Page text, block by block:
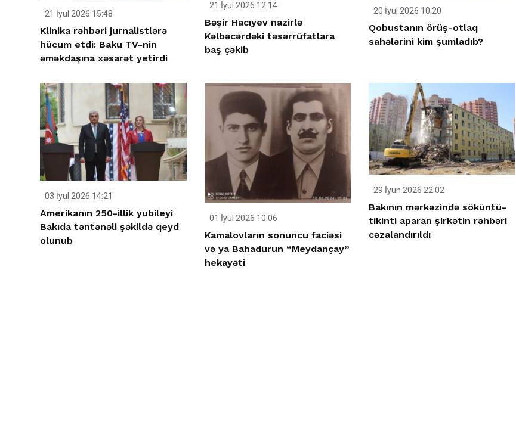
21 İyul 2026 15:48
Klinika rəhbəri jurnalistlərə
hücum etdi: Baku TV-nin
əməkdaşına xəsarət yetirdi
21 İyul 2026 12:14
Bəşir Hacıyev nazirlə
Kəlbəcərdəki təsərrüfatlara
baş çəkib
20 İyul 2026 10:20
Qobustanın örüş-otlaq
sahələrini kim şumladıb?
03 İyul 2026 14:21
Amerikanın 250-illik yubileyi
Bakıda təntənəli şəkildə qeyd
olunub
01 İyul 2026 10:06
Kamalovların sonuncu faciəsi
və ya Bahadurun “Meydançay”
hekayəti
29 İyun 2026 22:02
Bakının mərkəzində söküntü-
tikinti aparan şirkətin rəhbəri
cəzalandırıldı